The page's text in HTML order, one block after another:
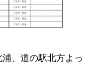
、道の駅北方よっ